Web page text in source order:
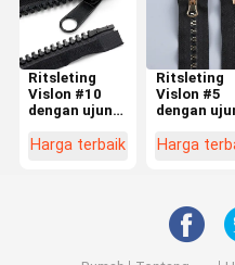
Ritsleting
Vislon #10
dengan ujung
dua sisi untuk
Harga terbaik
Ritsleting
Vislon #5
dengan
gigi
Rumah
Harga